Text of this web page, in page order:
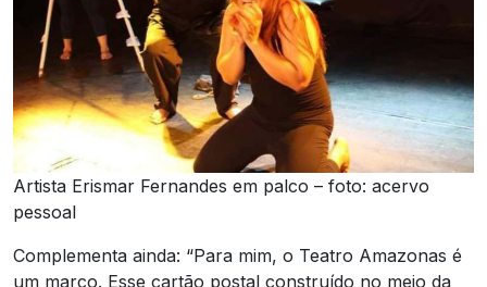
Artista Erismar Fernandes em palco – foto: acervo
pessoal
Complementa ainda: “Para mim, o Teatro Amazonas é
um marco. Esse cartão postal construído no meio da